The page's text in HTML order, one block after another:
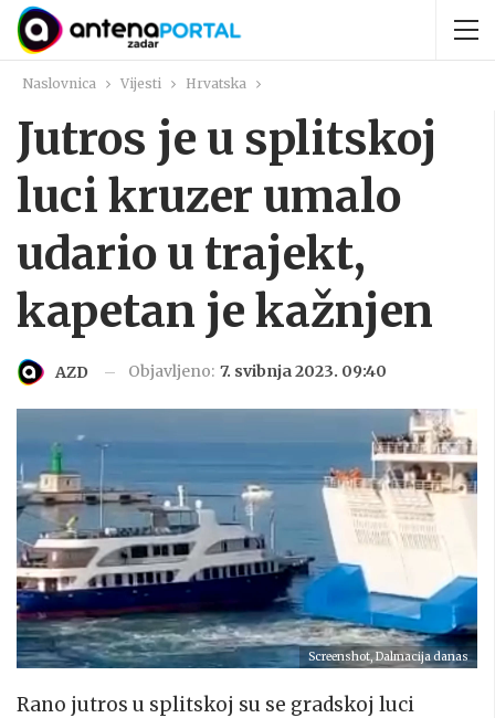
Naslovnica Vijesti Hrvatska
Jutros je u splitskoj
luci kruzer umalo
udario u trajekt,
kapetan je kažnjen
AZD Objavljeno: 7. svibnja 2023. 09:40
Screenshot, Dalmacija danas
Rano jutros u splitskoj su se gradskoj luci